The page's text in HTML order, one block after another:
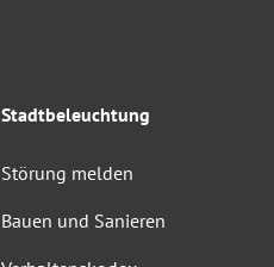
Stadtbeleuchtung
Störung melden
Bauen und Sanieren